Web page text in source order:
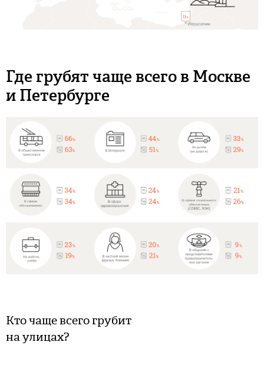
Где грубят чаще всего в Москве
и Петербурге
Кто чаще всего грубит
на улицах?